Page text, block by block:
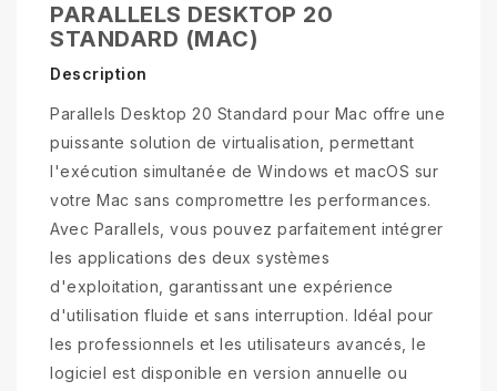
PARALLELS DESKTOP 20
STANDARD (MAC)
Description
Parallels Desktop 20 Standard pour Mac offre une
puissante solution de virtualisation, permettant
l'exécution simultanée de Windows et macOS sur
votre Mac sans compromettre les performances.
Avec Parallels, vous pouvez parfaitement intégrer
les applications des deux systèmes
d'exploitation, garantissant une expérience
d'utilisation fluide et sans interruption. Idéal pour
les professionnels et les utilisateurs avancés, le
logiciel est disponible en version annuelle ou